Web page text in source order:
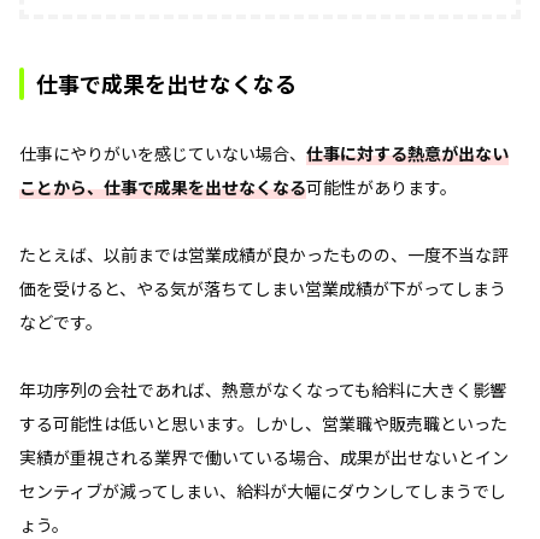
仕事で成果を出せなくなる
仕事にやりがいを感じていない場合、 仕事に対する熱意が出ない
ことから、仕事で成果を出せなくなる可能性があります。
たとえば、以前までは営業成績が良かったものの、一度不当な評
価を受けると、やる気が落ちてしまい営業成績が下がってしまう
などです。
年功序列の会社であれば、熱意がなくなっても給料に大きく影響
する可能性は低いと思います。しかし、営業職や販売職といった
実績が重視される業界で働いている場合、成果が出せないとイン
センティブが減ってしまい、給料が大幅にダウンしてしまうでし
ょう。